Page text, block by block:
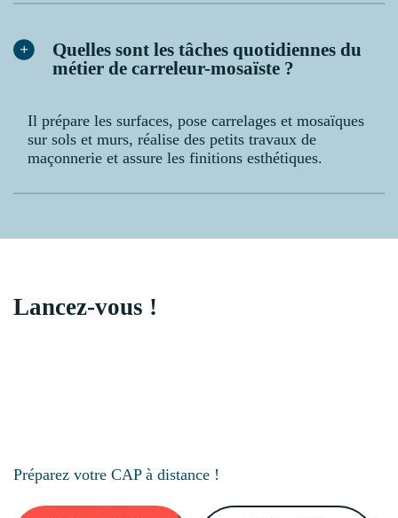
Quelles sont les tâches quotidiennes du
métier de carreleur-mosaïste ?
Il prépare les surfaces, pose carrelages et mosaïques
sur sols et murs, réalise des petits travaux de
maçonnerie et assure les finitions esthétiques.
Lancez-vous !
Préparez votre CAP à distance !